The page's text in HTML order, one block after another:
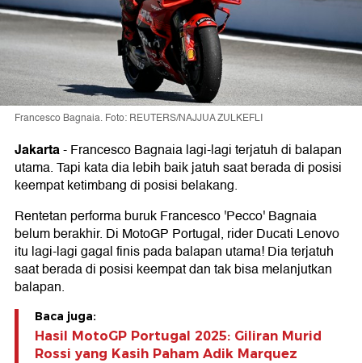
Francesco Bagnaia. Foto: REUTERS/NAJJUA ZULKEFLI
Jakarta-Francesco Bagnaia lagi-lagi terjatuh di balapan
utama. Tapi kata dia lebih baik jatuh saat berada di posisi
keempat ketimbang di posisi belakang.
Rentetan performa buruk Francesco 'Pecco' Bagnaia
belum berakhir. Di MotoGP Portugal, rider Ducati Lenovo
itu lagi-lagi gagal finis pada balapan utama! Dia terjatuh
saat berada di posisi keempat dan tak bisa melanjutkan
balapan.
Baca juga:
Hasil MotoGP Portugal 2025: Giliran Murid
Rossi yang Kasih Paham Adik Marquez